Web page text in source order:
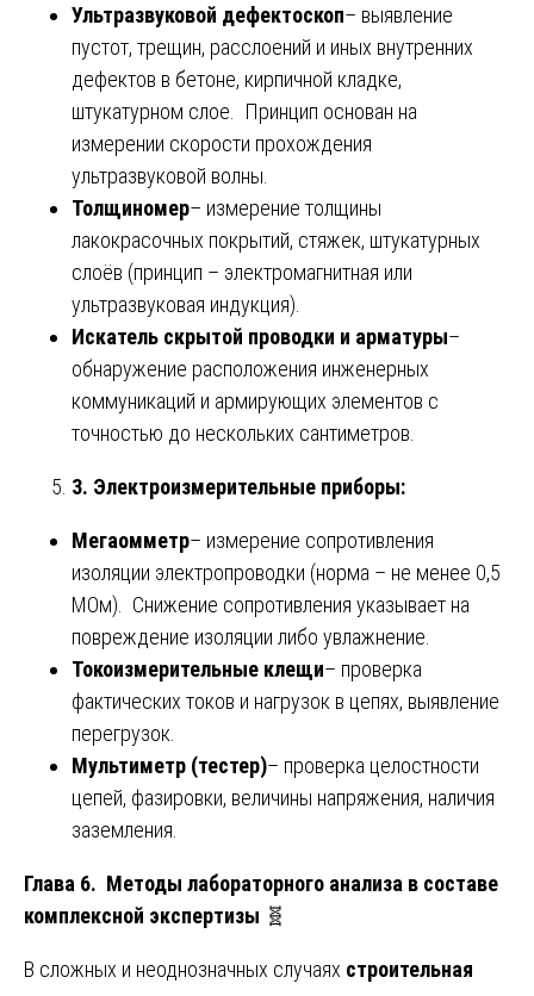
Ультразвуковой дефектоскоп– выявление
пустот, трещин, расслоений и иных внутренних
дефектов в бетоне, кирпичной кладке,
штукатурном слое. Принцип основан на
измерении скорости прохождения
ультразвуковой волны.
Толщиномер– измерение толщины
лакокрасочных покрытий, стяжек, штукатурных
слоёв (принцип – электромагнитная или
ультразвуковая индукция).
Искатель скрытой проводки и арматуры–
обнаружение расположения инженерных
коммуникаций и армирующих элементов с
точностью до нескольких сантиметров.
3. Электроизмерительные приборы:
Мегаомметр– измерение сопротивления
изоляции электропроводки (норма – не менее 0,5
МОм). Снижение сопротивления указывает на
повреждение изоляции либо увлажнение.
Токоизмерительные клещи– проверка
фактических токов и нагрузок в цепях, выявление
перегрузок.
Мультиметр (тестер)– проверка целостности
цепей, фазировки, величины напряжения, наличия
заземления.
Глава 6. Методы лабораторного анализа в составе
комплексной экспертизы 🧬
В сложных и неоднозначных случаях строительная